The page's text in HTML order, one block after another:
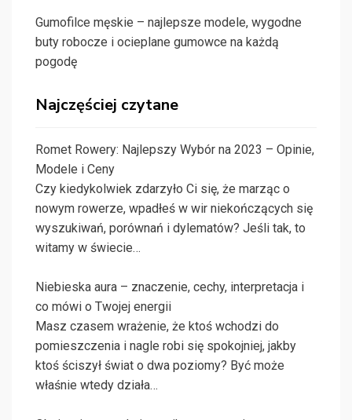
Gumofilce męskie – najlepsze modele, wygodne
buty robocze i ocieplane gumowce na każdą
pogodę
Najczęściej czytane
Romet Rowery: Najlepszy Wybór na 2023 – Opinie,
Modele i Ceny
Czy kiedykolwiek zdarzyło Ci się, że marząc o
nowym rowerze, wpadłeś w wir niekończących się
wyszukiwań, porównań i dylematów? Jeśli tak, to
witamy w świecie…
Niebieska aura – znaczenie, cechy, interpretacja i
co mówi o Twojej energii
Masz czasem wrażenie, że ktoś wchodzi do
pomieszczenia i nagle robi się spokojniej, jakby
ktoś ściszył świat o dwa poziomy? Być może
właśnie wtedy działa…